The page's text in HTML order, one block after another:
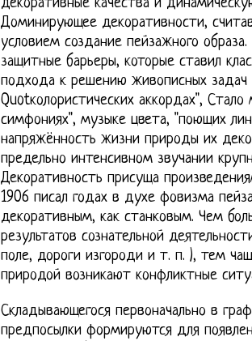
декоративные качества и
Доминирующее декоративности,
условием создание пейзажного
защитные барьеры, которые ставил
подхода к решению живописных
Quotколористических аккордах",
симфониях", музыке цвета, "поющих
напряжённость жизни природы их
предельно интенсивном звучании
Декоративность присуща
1906 писал годах в духе фовизма
декоративным, как станковым. Чем
результатов сознательной
поле, дороги изгороди и т. п. ), тем
природой возникают конфликтные
Складывающегося первоначально в
предпосылки формируются для